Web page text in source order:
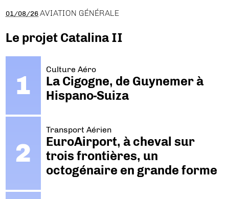
01/08/26 AVIATION GÉNÉRALE
Le projet Catalina II
Culture Aéro
La Cigogne, de Guynemer à
Hispano-Suiza
Transport Aérien
EuroAirport, à cheval sur
trois frontières, un
octogénaire en grande forme